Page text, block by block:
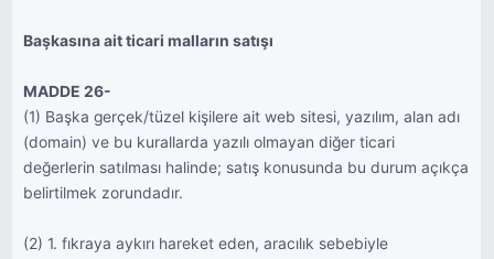
Başkasına ait ticari malların satışı
MADDE 26-
(1) Başka gerçek/tüzel kişilere ait web sitesi, yazılım, alan adı
(domain) ve bu kurallarda yazılı olmayan diğer ticari
değerlerin satılması halinde; satış konusunda bu durum açıkça
belirtilmek zorundadır.
(2) 1. fıkraya aykırı hareket eden, aracılık sebebiyle